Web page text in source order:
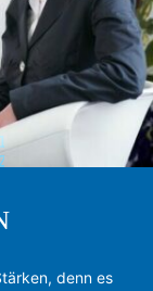
denn es